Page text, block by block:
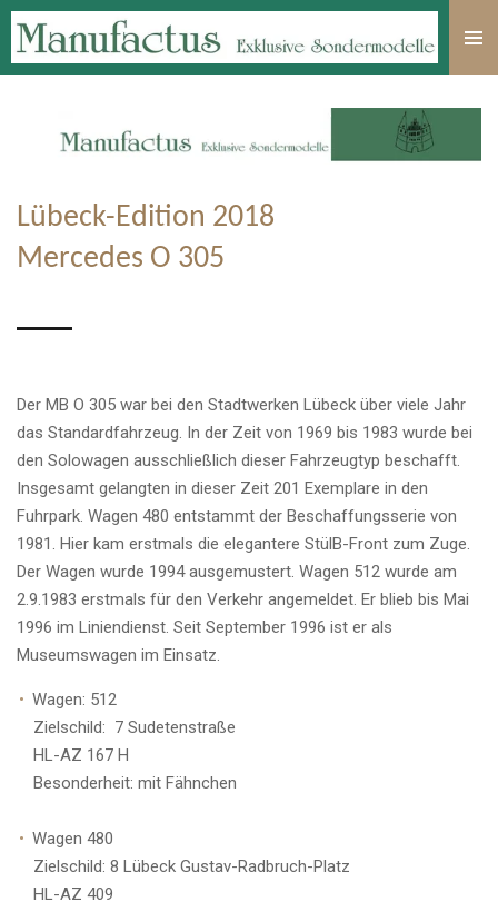
Zum
Hauptinhalt
springen
Lübeck-Edition 2018
Mercedes O 305
Der MB O 305 war bei den Stadtwerken Lübeck über viele Jahr
das Standardfahrzeug. In der Zeit von 1969 bis 1983 wurde bei
den Solowagen ausschließlich dieser Fahrzeugtyp beschafft.
Insgesamt gelangten in dieser Zeit 201 Exemplare in den
Fuhrpark. Wagen 480 entstammt der Beschaffungsserie von
1981. Hier kam erstmals die elegantere StülB-Front zum Zuge.
Der Wagen wurde 1994 ausgemustert. Wagen 512 wurde am
2.9.1983 erstmals für den Verkehr angemeldet. Er blieb bis Mai
1996 im Liniendienst. Seit September 1996 ist er als
Museumswagen im Einsatz.
Wagen: 512
Zielschild: 7 Sudetenstraße
HL-AZ 167 H
Besonderheit: mit Fähnchen
Wagen 480
Zielschild: 8 Lübeck Gustav-Radbruch-Platz
HL-AZ 409